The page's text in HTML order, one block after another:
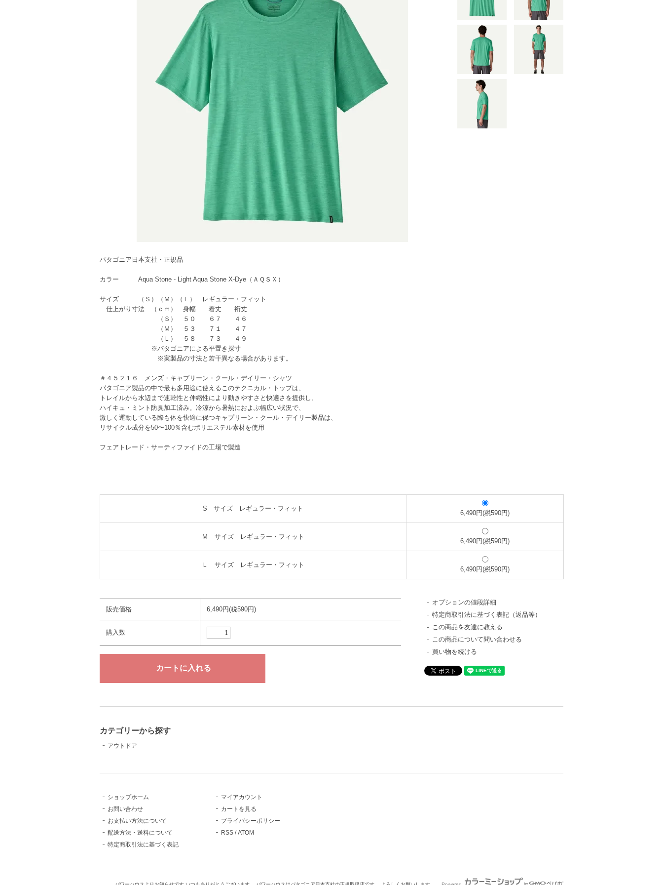
パタゴニア日本支社・正規品
カラー Aqua Stone - Light Aqua Stone X-Dye（ＡＱＳＸ）
サイズ （Ｓ）（Ｍ）（Ｌ） レギュラー・フィット
仕上がり寸法 （ｃｍ） 身幅 着丈 裄丈
（Ｓ） ５０ ６７ ４６
（Ｍ） ５３ ７１ ４７
（Ｌ） ５８ ７３ ４９
※パタゴニアによる平置き採寸
※実製品の寸法と若干異なる場合があります。
＃４５２１６ メンズ・キャプリーン・クール・デイリー・シャツ
パタゴニア製品の中で最も多用途に使えるこのテクニカル・トップは、
トレイルから水辺まで速乾性と伸縮性により動きやすさと快適さを提供し、
ハイキュ・ミント防臭加工済み。冷涼から暑熱におよぶ幅広い状況で、
激しく運動している際も体を快適に保つキャプリーン・クール・デイリー製品は、
リサイクル成分を50〜100％含むポリエステル素材を使用
フェアトレード・サーティファイドの工場で製造
S サイズ レギュラー・フィット
6,490円(税590円)
Ｍ サイズ レギュラー・フィット
6,490円(税590円)
Ｌ サイズ レギュラー・フィット
6,490円(税590円)
販売価格 6,490円(税590円)
購入数
オプションの値段詳細
特定商取引法に基づく表記（返品等）
この商品を友達に教える
この商品について問い合わせる
買い物を続ける
カテゴリーから探す
アウトドア
ショップホーム
お問い合わせ
お支払い方法について
配送方法・送料について
特定商取引法に基づく表記
マイアカウント
カートを見る
プライバシーポリシー
RSS /ATOM